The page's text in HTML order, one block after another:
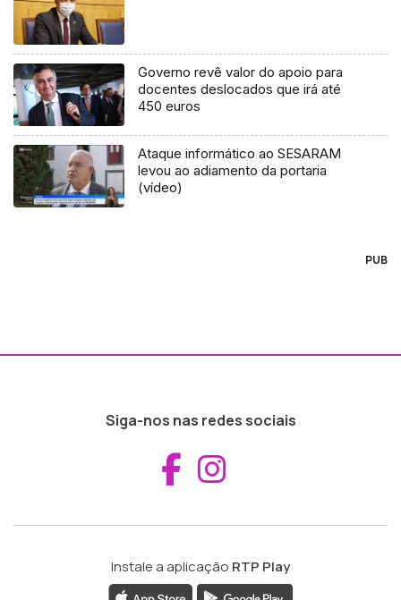
Governo revê valor do apoio para
docentes deslocados que irá até
450 euros
Ataque informático ao SESARAM
levou ao adiamento da portaria
(vídeo)
PUB
Siga-nos nas redes sociais
Aceder ao
Instale a aplicação RTP Play